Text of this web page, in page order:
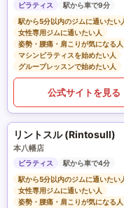
ピラティス
駅から車で9分
駅から5分以内のジムに通いたい
女性専用ジムに通いたい人
姿勢・腰痛・肩こりが気になる人
マシンピラティスを始めたい人
グループレッスンで始めたい人
公式サイトを見る
リントスル (Rintosull)
本八幡店
ピラティス
駅から車で4分
駅から5分以内のジムに通いたい
女性専用ジムに通いたい人
姿勢・腰痛・肩こりが気になる人